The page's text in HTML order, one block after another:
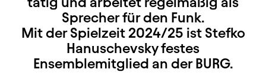
Sprecher für den Funk.
Mit der Spielzeit 2024/25 ist Stefko
Hanuschevsky festes
Ensemblemitglied an der BURG.